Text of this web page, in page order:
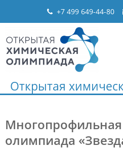
+7 499 649-44-80
Открытая
олимпиада